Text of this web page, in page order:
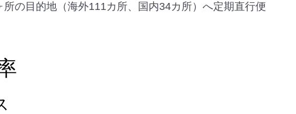
の目的地（海外111カ所、国内34カ所）へ定期直行便